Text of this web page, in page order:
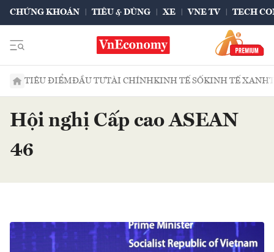
CHỨNG KHOÁN TIÊU & DÙNG XE VNE TV TECH
TIÊU ĐIỂMĐẦU TƯTÀI CHÍNHKINH TẾ SỐKINH TẾ XANH
Hội nghị Cấp cao ASEAN
46